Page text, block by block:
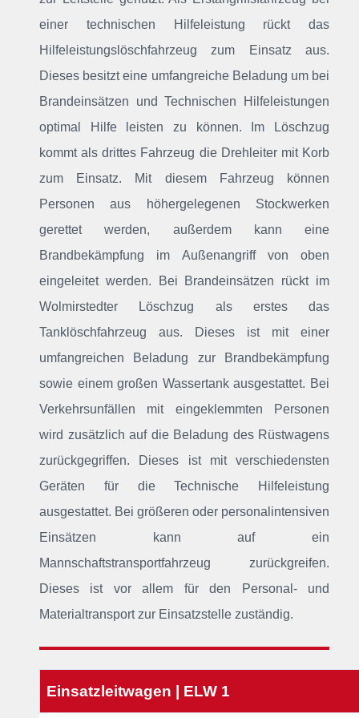
einer technischen Hilfeleistung rückt das
Hilfeleistungslöschfahrzeug zum Einsatz aus.
Dieses besitzt eine umfangreiche Beladung um bei
Brandeinsätzen und Technischen Hilfeleistungen
optimal Hilfe leisten zu können. Im Löschzug
kommt als drittes Fahrzeug die Drehleiter mit Korb
zum Einsatz. Mit diesem Fahrzeug können
Personen aus höhergelegenen Stockwerken
gerettet werden, außerdem kann eine
Brandbekämpfung im Außenangriff von oben
eingeleitet werden. Bei Brandeinsätzen rückt im
Wolmirstedter Löschzug als erstes das
Tanklöschfahrzeug aus. Dieses ist mit einer
umfangreichen Beladung zur Brandbekämpfung
sowie einem großen Wassertank ausgestattet. Bei
Verkehrsunfällen mit eingeklemmten Personen
wird zusätzlich auf die Beladung des Rüstwagens
zurückgegriffen. Dieses ist mit verschiedensten
Geräten für die Technische Hilfeleistung
ausgestattet. Bei größeren oder personalintensiven
Einsätzen kann auf ein
Mannschaftstransportfahrzeug zurückgreifen.
Dieses ist vor allem für den Personal- und
Materialtransport zur Einsatzstelle zuständig.
Einsatzleitwagen | ELW 1